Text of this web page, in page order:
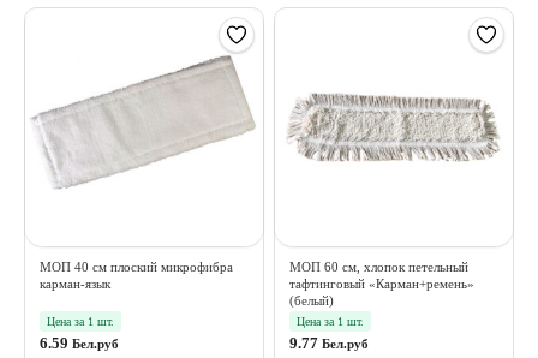
МОП 40 см плоский микрофибра
карман-язык
Цена за 1 шт.
6.59 Бел.руб
МОП 60 см, хлопок петельный
тафтинговый «Карман+ремень»
(белый)
Цена за 1 шт.
9.77 Бел.руб